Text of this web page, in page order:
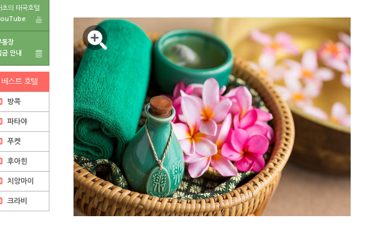
초의 태국호텔
통장
금 안내
베스트 호텔
방콕
파타야
푸켓
후아힌
치앙마이
크라비